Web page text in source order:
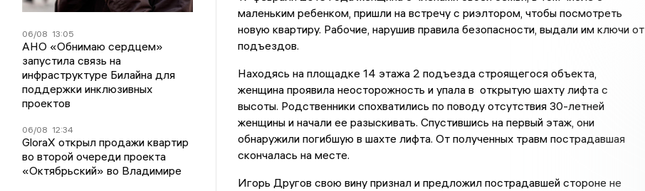
06/08 13:05
АНО «Обнимаю сердцем»
запустила связь на
инфраструктуре Билайна для
поддержки инклюзивных
проектов
06/08 12:34
GloraX открыл продажи квартир
во второй очереди проекта
«Октябрьский» во Владимире
маленьким ребенком, пришли на встречу с риэлтором, чтобы посмотреть
новую квартиру. Рабочие, нарушив правила безопасности, выдали им ключи от
подъездов.
Находясь на площадке 14 этажа 2 подъезда строящегося объекта,
женщина проявила неосторожность и упала в открытую шахту лифта с
высоты. Родственники спохватились по поводу отсутствия 30-летней
женщины и начали ее разыскивать. Спустившись на первый этаж, они
обнаружили погибшую в шахте лифта. От полученных травм пострадавшая
скончалась на месте.
Игорь Другов свою вину признал и предложил пострадавшей стороне не